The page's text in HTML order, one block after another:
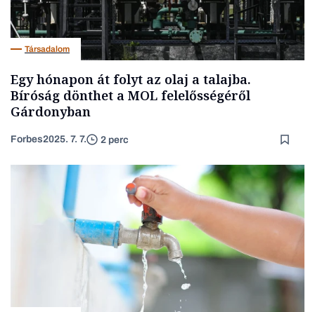
Társadalom
Egy hónapon át folyt az olaj a talajba.
Bíróság dönthet a MOL felelősségéről
Gárdonyban
Forbes2025. 7. 7. 2 perc